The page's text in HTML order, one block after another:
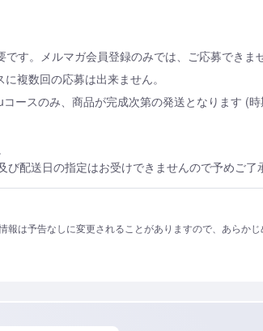
す。メルマガ会員登録のみでは、ご応募できま
複数回の応募は出来ません。
ースのみ、商品が完成次第の発送となります (
配送日の指定はお受けできませんので予めご了
は予告なしに変更されることがありますので、あらかじ